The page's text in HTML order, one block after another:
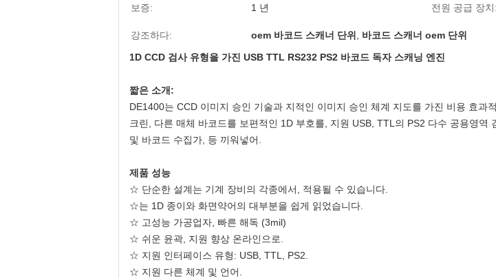
보증: 1 년 전원 공급 장치:
강조하다: oem 바코드 스캐너 단위
바코드 스캐너 oem 단위
1D CCD 검사 유형을 가진 USB TTL RS232 PS2 바코드 독자 스캐닝 엔진
짧은 소개:
DE1400는 CCD 이미지 승인 기술과 지적인 이미지 승인 체계 지도를 가진 비용 효
크린, 다른 매체 바코드를 보편적인 1D 부호를, 지원 USB, TTL의 PS2 다수 공용영
및 바코드 수집가, 등 끼워넣어.
제품 성능
☆ 단순한 설계는 기계 장비의 각종에서, 적용될 수 있습니다.
☆는 1D 종이와 화면약어의 대부분을 쉽게 읽었습니다.
☆ 고성능 가공업자, 빠른 해독 (3mil)
☆ 쉬운 윤곽, 지원 향상 온라인으로.
☆ 지원 인터페이스 유형: USB, TTL, PS2.
☆ 지원 다른 체계 및 언어.